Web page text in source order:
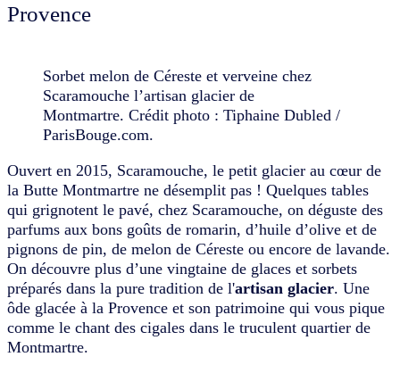
Provence
Sorbet melon de Céreste et verveine chez
Scaramouche l’artisan glacier de
Montmartre. Crédit photo : Tiphaine Dubled /
ParisBouge.com.
Ouvert en 2015, Scaramouche, le petit glacier au cœur de
la Butte Montmartre ne désemplit pas ! Quelques tables
qui grignotent le pavé, chez Scaramouche, on déguste des
parfums aux bons goûts de romarin, d’huile d’olive et de
pignons de pin, de melon de Céreste ou encore de lavande.
On découvre plus d’une vingtaine de glaces et sorbets
préparés dans la pure tradition de l'artisan glacier. Une
ôde glacée à la Provence et son patrimoine qui vous pique
comme le chant des cigales dans le truculent quartier de
Montmartre.